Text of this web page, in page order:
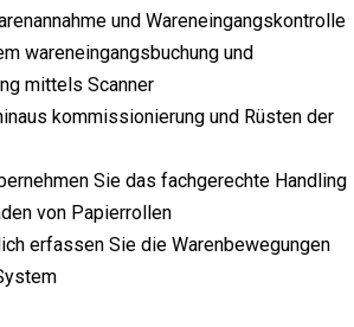
und Wareneingangskontrolle
wareneingangsbuchung und
mittels Scanner
kommissionierung und Rüsten der
Sie das fachgerechte Handling
von Papierrollen
erfassen Sie die Warenbewegungen